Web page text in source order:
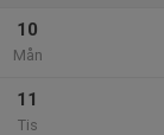
10
Mån
11
Tis